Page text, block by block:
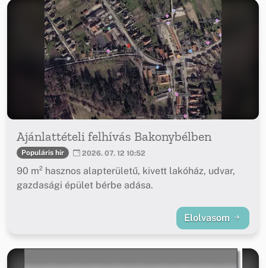
Ajánlattételi felhívás Bakonybélben
Populáris hír 2026. 07. 12 10:52
90 m² hasznos alapterületű, kivett lakóház, udvar,
gazdasági épület bérbe adása.
Elolvasom